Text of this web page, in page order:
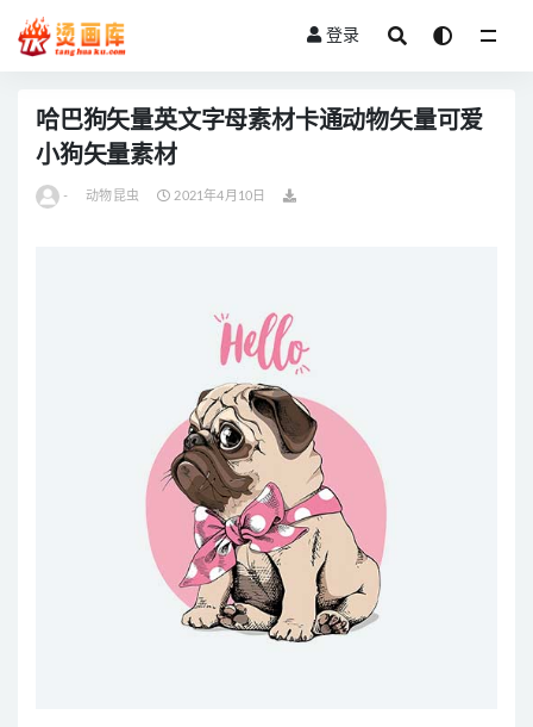
登录
哈巴狗矢量英文字母素材卡通动物矢量可爱
小狗矢量素材
- 动物昆虫 2021年4月10日